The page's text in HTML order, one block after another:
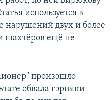
используется в
нарушений двух и более
шахтёров ещё не
произошло
обвала горняки